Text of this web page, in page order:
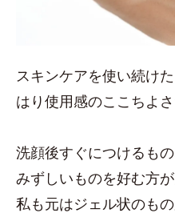
スキンケアを使い続け
はり使用感のここちよさ
洗顔後すぐにつけるも
みずしいものを好む方が
私も元はジェル状のも